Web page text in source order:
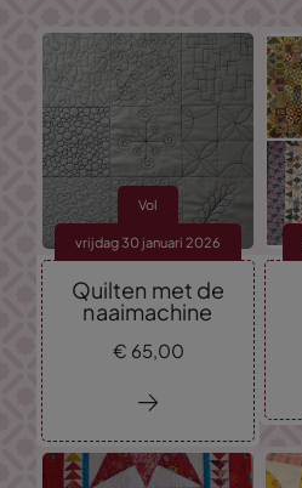
Vol
vrijdag 30 januari 2026
Quilten met de
naaimachine
€ 65, 00